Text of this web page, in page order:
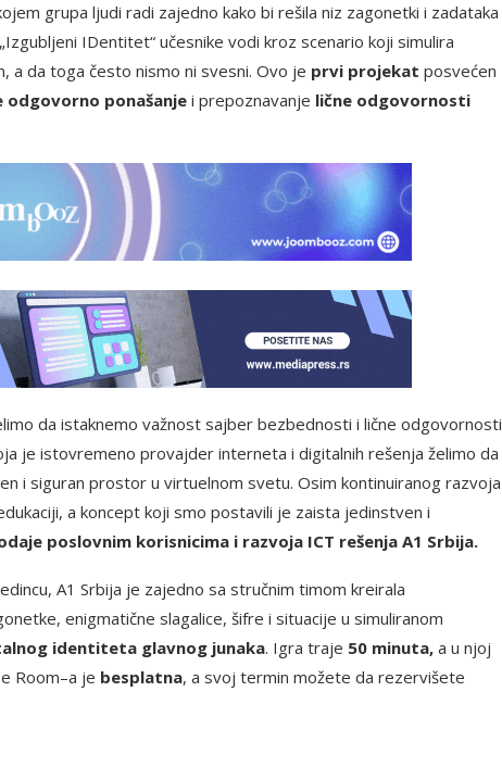
grupa ljudi radi zajedno kako bi rešila niz zagonetki i zadataka
IDentitet“ učesnike vodi kroz scenario koji simulira
a da toga često nismo ni svesni. Ovo je prvi projekat posvećen
odgovorno ponašanje i prepoznavanje lične odgovornosti
da istaknemo važnost sajber bezbednosti i lične odgovornosti
je istovremeno provajder interneta i digitalnih rešenja želimo da
i siguran prostor u virtuelnom svetu. Osim kontinuiranog razvoja
a koncept koji smo postavili je zaista jedinstven i
poslovnim korisnicima i razvoja ICT rešenja A1 Srbija.
A1 Srbija je zajedno sa stručnim timom kreirala
enigmatične slagalice, šifre i situacije u simuliranom
identiteta glavnog junaka. Igra traje 50 minuta, a u njoj
Room–a je besplatna, a svoj termin možete da rezervišete